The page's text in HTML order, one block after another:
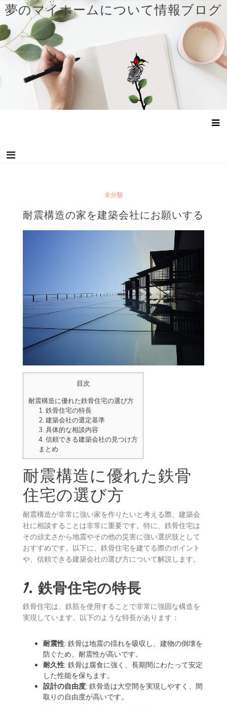
コ
ン
テ
ン
ツ
キ
夢のマイホームについて情報ブログ
未分類
耐震構造の家を建築会社にお願いする
目次
耐震構造に優れた鉄骨住宅の選び方
1. 鉄骨住宅の特長
2. 建築会社の選定基準
3. 具体的な相談内容
4. 信頼できる建築会社の見つけ方
まとめ
耐震構造に優れた鉄骨
住宅の選び方
耐震構造が非常に強い家を作りたいと考える際、建築会
社に相談することは非常に重要です。特に、鉄骨住宅は
その頑丈さから地震やその他の災害に強い選択肢として
おすすめです。以下に、鉄骨住宅を建てる際のポイント
や、信頼できる建築会社の選び方について解説します。
1. 鉄骨住宅の特長
鉄骨住宅は、鉄筋を使用することで非常に強固な構造を
実現しています。以下のような特長があります：
耐震性: 鉄骨は地震の揺れを吸収し、建物の倒壊を
防ぐため、耐震性が高いです。
耐久性: 鉄骨は腐食に強く、長期間にわたって安定
した性能を保ちます。
設計の自由度: 鉄骨造は大空間を実現しやすく、間
取りの自由度が高いです。